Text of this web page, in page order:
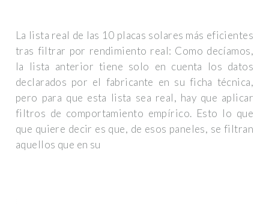
La lista real de las 10 placas solares más eficientes
tras filtrar por rendimiento real: Como decíamos,
la lista anterior tiene solo en cuenta los datos
declarados por el fabricante en su ficha técnica,
pero para que esta lista sea real, hay que aplicar
filtros de comportamiento empírico. Esto lo que
que quiere decir es que, de esos paneles, se filtran
aquellos que en su